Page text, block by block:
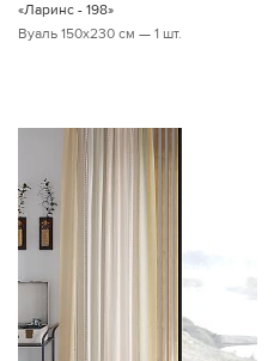
«Ларинс - 198»
Вуаль 150х230 см — 1 шт.